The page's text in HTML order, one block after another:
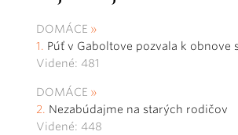
DOMÁCE
Púť v Gaboltove pozvala k obnove
Videné: 481
DOMÁCE
Nezabúdajme na starých rodičov
Videné: 448